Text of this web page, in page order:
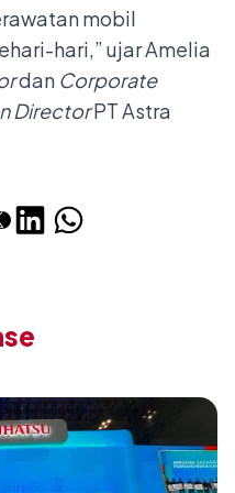
mobil
hari,” ujar Amelia
dan Corporate
DirectorPT Astra